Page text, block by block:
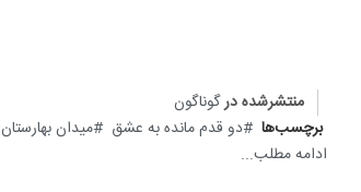
منتشرشده درگوناگون
برچسب‌ها
دو قدم مانده به عشق میدان بهارستان
ادامه مطلب...